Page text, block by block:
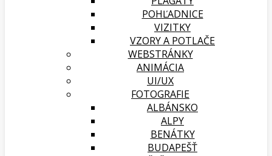
POHĽADNICE
VIZITKY
VZORY A POTLAČE
WEBSTRÁNKY
ANIMÁCIA
UI/UX
FOTOGRAFIE
ALBÁNSKO
ALPY
BENÁTKY
BUDAPEŠŤ